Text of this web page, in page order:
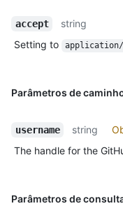
accept
string
Setting to
application/
Parâmetros de
username string
The handle for the
Parâmetros de